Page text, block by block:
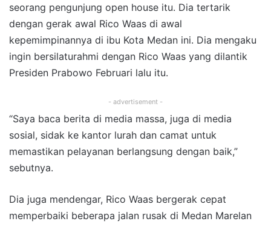
seorang pengunjung open house itu. Dia tertarik
dengan gerak awal Rico Waas di awal
kepemimpinannya di ibu Kota Medan ini. Dia mengaku
ingin bersilaturahmi dengan Rico Waas yang dilantik
Presiden Prabowo Februari lalu itu.
- advertisement -
“Saya baca berita di media massa, juga di media
sosial, sidak ke kantor lurah dan camat untuk
memastikan pelayanan berlangsung dengan baik,”
sebutnya.
Dia juga mendengar, Rico Waas bergerak cepat
memperbaiki beberapa jalan rusak di Medan Marelan